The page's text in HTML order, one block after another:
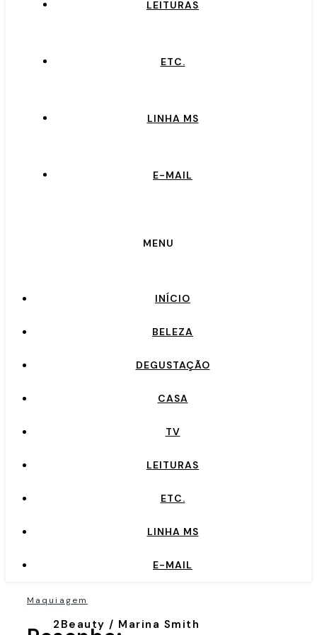
LEITURAS
ETC.
LINHA MS
E-MAIL
MENU
INÍCIO
BELEZA
DEGUSTAÇÃO
CASA
TV
LEITURAS
ETC.
LINHA MS
E-MAIL
Maquiagem
2Beauty / Marina Smith